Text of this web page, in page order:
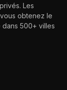
Les
obtenez le
dans 500+ villes